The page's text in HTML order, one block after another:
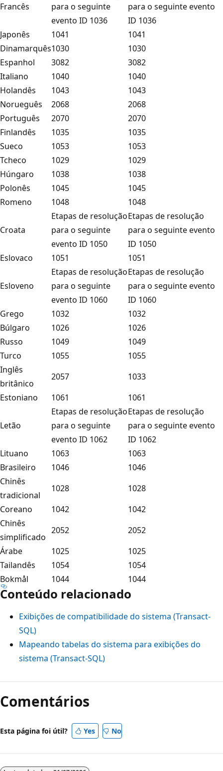
Francês
para o seguinte
evento ID 1036
para o seguinte evento
ID 1036
Japonês
1041
1041
Dinamarquês1030
1030
Espanhol
3082
3082
Italiano
1040
1040
Holandês
1043
1043
Norueguês
2068
2068
Português
2070
2070
Finlandês
1035
1035
Sueco
1053
1053
Tcheco
1029
1029
Húngaro
1038
1038
Polonês
1045
1045
Romeno
1048 1048
Croata
Etapas de resolução
para o seguinte
evento ID 1050
Etapas de resolução
para o seguinte evento
ID 1050
Eslovaco
1051 1051
Esloveno
Etapas de resolução
para o seguinte
evento ID 1060
Etapas de resolução
para o seguinte evento
ID 1060
Grego
1032
1032
Búlgaro
1026
1026
Russo
1049
1049
Turco
1055
1055
Inglês
britânico
2057
1033
Estoniano
1061 1061
Letão
Etapas de resolução
para o seguinte
evento ID 1062
Etapas de resolução
para o seguinte evento
ID 1062
Lituano
1063
1063
Brasileiro
1046
1046
Chinês
tradicional
1028
1028
Coreano
1042
1042
Chinês
simplificado
2052
2052
Árabe
1025
1025
Tailandês
1054
1054
Bokmål
1044 1044
Conteúdo relacionado
Exibições de compatibilidade do sistema (Transact-
SQL)
Mapeando tabelas do sistema para exibições do
sistema (Transact-SQL)
Comentários
Esta página foi útil? Yes No